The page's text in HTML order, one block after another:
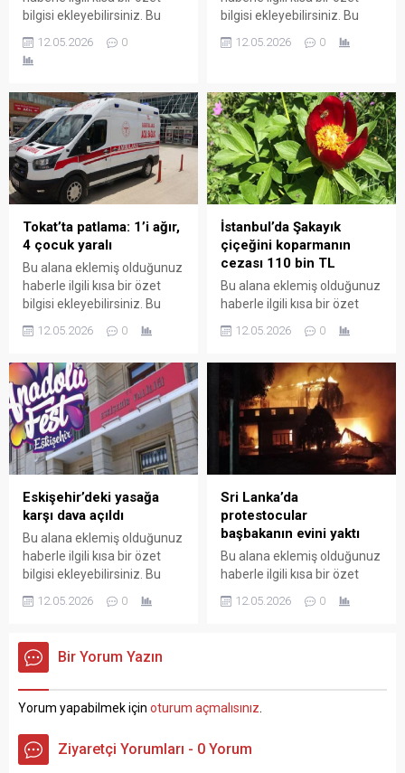
bilgisi ekleyebilirsiniz. Bu
sayfasında "Özet"
bölümünden eklenebilir.
altında kalın olarak bu
şekilde gösterilir,
eklenmemişse bu alan boş
kalır.
12.05.2026 0
bilgisi ekleyebilirsiniz. Bu
sayfasında "Özet"
altında kalın olarak bu
şekilde gösterilir,
eklenmemişse bu alan boş
kalır.
12.05.2026 0
Tokat’ta patlama: 1’i ağır,
4 çocuk yaralı
Bu alana eklemiş olduğunuz
haberle ilgili kısa bir özet
bilgisi ekleyebilirsiniz. Bu
sayfasında "Özet"
Özet eklenmişse başlık
altında kalın olarak bu
şekilde gösterilir,
eklenmemişse bu alan boş
kalır.
12.05.2026 0
İstanbul’da Şakayık
çiçeğini koparmanın
cezası 110 bin TL
Bu alana eklemiş olduğunuz
haberle ilgili kısa bir özet
metin yazı düzenleme
bölümünden eklenebilir.
Özet eklenmişse başlık
altında kalın olarak bu
şekilde gösterilir,
eklenmemişse bu alan boş
12.05.2026 0
Eskişehir’deki yasağa
karşı dava açıldı
Bu alana eklemiş olduğunuz
haberle ilgili kısa bir özet
bilgisi ekleyebilirsiniz. Bu
sayfasında "Özet"
Özet eklenmişse başlık
altında kalın olarak bu
eklenmemişse bu alan boş
12.05.2026 0
Sri Lanka’da
protestocular
başbakanın evini yaktı
Bu alana eklemiş olduğunuz
haberle ilgili kısa bir özet
metin yazı düzenleme
şekilde gösterilir,
12.05.2026 0
Bir Yorum Yazın
Yorum yapabilmek için oturum açmalısınız
Ziyaretçi Yorumları - 0 Yorum